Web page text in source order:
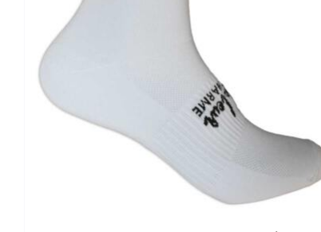
CHOIX DES OPTIONS
LES
OPTIONS
PEUVENT
CHOISIES
LA